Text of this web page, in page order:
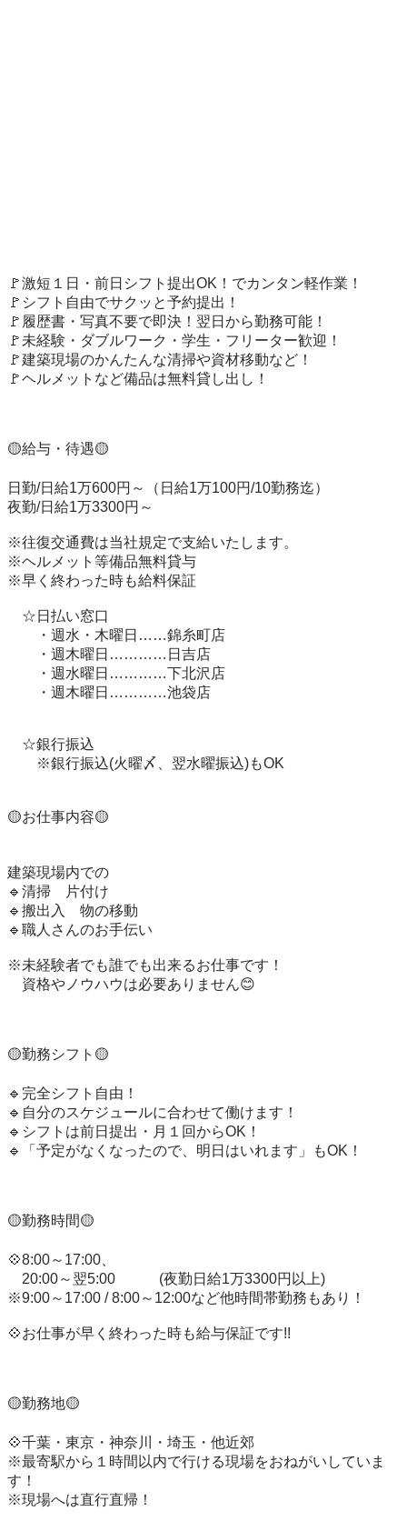
🚩激短１日・前日シフト提出OK！でカンタン軽作業！
🚩シフト自由でサクッと予約提出！
🚩履歴書・写真不要で即決！翌日から勤務可能！
🚩未経験・ダブルワーク・学生・フリーター歓迎！
🚩建築現場のかんたんな清掃や資材移動など！
🚩ヘルメットなど備品は無料貸し出し！
🟡給与・待遇🟡
日勤/日給1万600円～（日給1万100円/10勤務迄）
夜勤/日給1万3300円～
※往復交通費は当社規定で支給いたします。
※ヘルメット等備品無料貸与
※早く終わった時も給料保証
☆日払い窓口
・週水・木曜日……錦糸町店
・週木曜日…………日吉店
・週水曜日…………下北沢店
・週木曜日…………池袋店
☆銀行振込
※銀行振込(火曜〆、翌水曜振込)もOK
🟡お仕事内容🟡
建築現場内での
🔹清掃　片付け
🔹搬出入　物の移動
🔹職人さんのお手伝い
※未経験者でも誰でも出来るお仕事です！
資格やノウハウは必要ありません😊
🟡勤務シフト🟡
🔹完全シフト自由！
🔹自分のスケジュールに合わせて働けます！
🔹シフトは前日提出・月１回からOK！
🔹「予定がなくなったので、明日はいれます」もOK！
🟡勤務時間🟡
💠8:00～17:00、
20:00～翌5:00　　　(夜勤日給1万3300円以上)
※9:00～17:00 / 8:00～12:00など他時間帯勤務もあり！
💠お仕事が早く終わった時も給与保証です!!
🟡勤務地🟡
💠千葉・東京・神奈川・埼玉・他近郊
※最寄駅から１時間以内で行ける現場をおねがいしていま
す！
※現場へは直行直帰！